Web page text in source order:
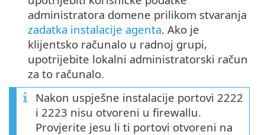
administratora domene prilikom stvaranja
zadatka instalacije agenta. Ako je
klijentsko računalo u radnoj grupi,
upotrijebite lokalni administratorski račun
za to računalo.
Nakon uspješne instalacije portovi 2222
i 2223 nisu otvoreni u firewallu.
Provjerite jesu li ti portovi otvoreni na